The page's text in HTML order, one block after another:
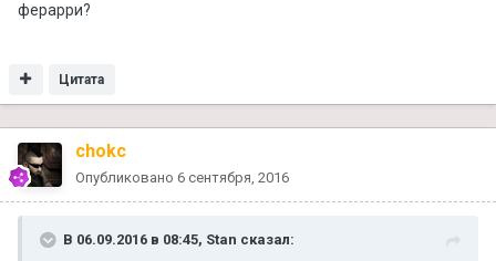
ферарри?
Цитата
chokc
Опубликовано 6 сентября, 2016
В 06.09.2016 в 08:45, Stan сказал: